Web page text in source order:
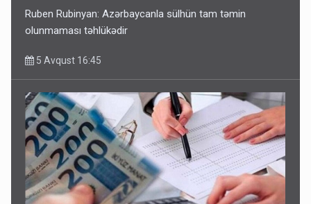
Ruben Rubinyan: Azərbaycanla sülhün tam təmin
olunmaması təhlükədir
5 Avqust 16:45